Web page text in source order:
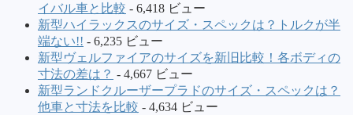
イバル車と比較 - 6,418 ビュー
新型ハイラックスのサイズ・スペックは？トルクが半
端ない!! - 6,235 ビュー
新型ヴェルファイアのサイズを新旧比較！各ボディの
寸法の差は？ - 4,667 ビュー
新型ランドクルーザープラドのサイズ・スペックは？
他車と寸法を比較 - 4,634 ビュー